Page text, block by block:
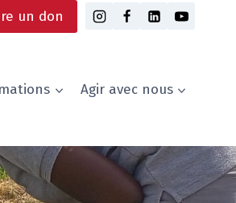
un don
Agir avec nous